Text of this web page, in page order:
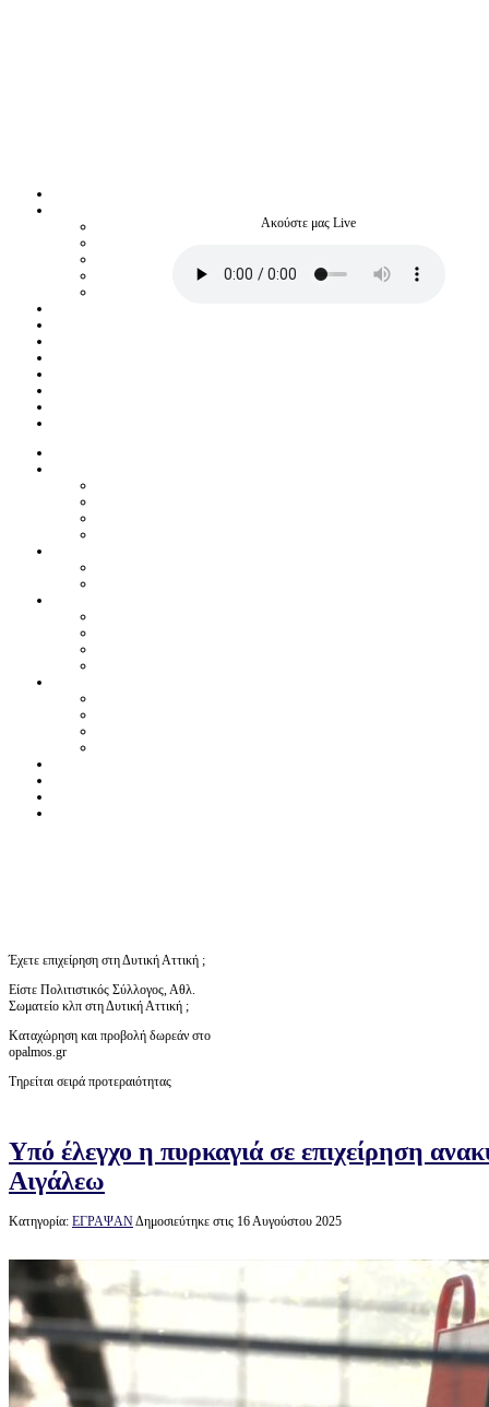
Ακούστε μας Live
Έχετε επιχείρηση στη Δυτική Αττική ;
Είστε Πολιτιστικός Σύλλογος, Αθλ.
Σωματείο κλπ στη Δυτική Αττική ;
Καταχώρηση και προβολή δωρεάν στο
opalmos.gr
Τηρείται σειρά προτεραιότητας
Υπό έλεγχο η πυρκαγιά σε επιχείρηση
Αιγάλεω
Κατηγορία: ΕΓΡΑΨΑΝΔημοσιεύτηκε στις 16 Αυγούστου 2025